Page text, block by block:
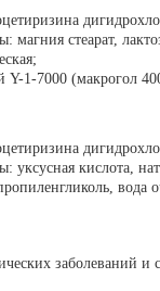
магния стеарат,
Y-1-7000 (макрогол
уксусная кислота,
вода
заболеваний и